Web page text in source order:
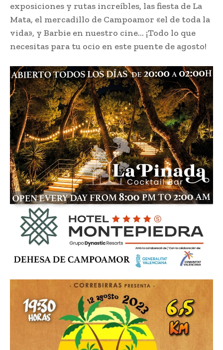
exposiciones y rutas increíbles, las fiesta de La
Mata, el mercadillo de Campoamor «el de toda la
vida», y Barbie en nuestro cine… ¡Todo lo que
necesitas para tu ocio en este puente de agosto!